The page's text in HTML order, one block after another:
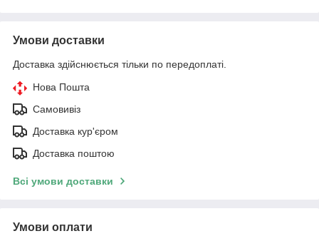
Умови доставки
Доставка здійснюється тільки по передоплаті.
Нова Пошта
Самовивіз
Доставка кур'єром
Доставка поштою
Всі умови доставки
Умови оплати